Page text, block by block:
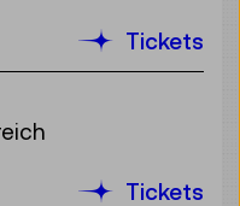
Tickets
Tickets